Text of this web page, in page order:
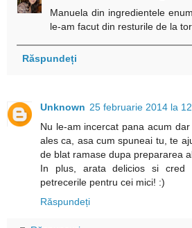
Manuela din ingredientele
le-am facut din resturile de la
Răspundeți
Unknown 25 februarie 2014 la
Nu le-am incercat pana acum
ales ca, asa cum spuneai tu, te
de blat ramase dupa prepararea
In plus, arata delicios si
petrecerile pentru cei mici! :)
Răspundeți